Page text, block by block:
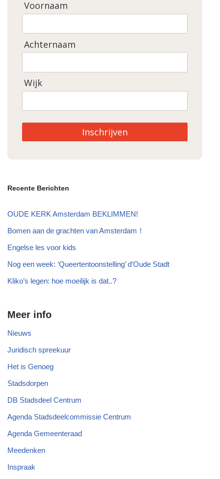
Voornaam
Achternaam
Wijk
Inschrijven
Recente Berichten
OUDE KERK Amsterdam BEKLIMMEN!
Bomen aan de grachten van Amsterdam！
Engelse les voor kids
Nog een week: ‘Queertentoonstelling’ d’Oude Stadt
Kliko’s legen: hoe moeilijk is dat..?
Meer info
Nieuws
Juridisch spreekuur
Het is Genoeg
Stadsdorpen
DB Stadsdeel Centrum
Agenda Stadsdeelcommissie Centrum
Agenda Gemeenteraad
Meedenken
Inspraak